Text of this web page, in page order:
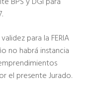
para la FERIA
no habrá instancia
el presente Jurado.